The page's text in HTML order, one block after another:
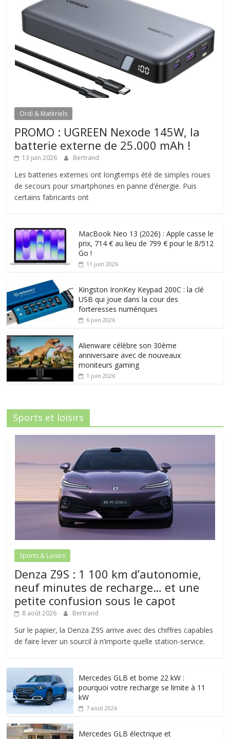
Ordi & Matériels
PROMO : UGREEN Nexode 145W, la
batterie externe de 25.000 mAh !
13 juin 2026 Bertrand
Les batteries externes ont longtemps été de simples roues
de secours pour smartphones en panne d’énergie. Puis
certains fabricants ont
MacBook Neo 13 (2026) : Apple casse le
prix, 714 € au lieu de 799 € pour le 8/512
Go !
11 juin 2026
Kingston IronKey Keypad 200C : la clé
USB qui joue dans la cour des
forteresses numériques
6 juin 2026
Alienware célèbre son 30ème
anniversaire avec de nouveaux
moniteurs gaming
1 juin 2026
Sports et loisirs
Sports & Loisirs
Denza Z9S : 1 100 km d’autonomie,
neuf minutes de recharge… et une
petite confusion sous le capot
8 août 2026 Bertrand
Sur le papier, la Denza Z9S arrive avec des chiffres capables
de faire lever un sourcil à n’importe quelle station-service.
Mercedes GLB et borne 22 kW :
pourquoi votre recharge se limite à 11
kW
7 août 2026
Mercedes GLB électrique et